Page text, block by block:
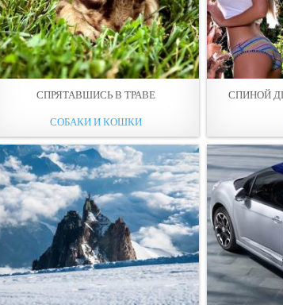
СПРЯТАВШИСЬ В ТРАВЕ
СОБАКИ И КОШКИ
СПИНОЙ